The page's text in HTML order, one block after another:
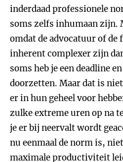
inderdaad professionele
soms zelfs inhumaan zijn.
omdat de advocatuur of de
inherent complexer zijn
soms heb je een deadline
doorzetten. Maar dat is
er in hun geheel voor
zulke extreme uren op na
je er bij neervalt wordt
nu eenmaal de norm is,
maximale productiviteit